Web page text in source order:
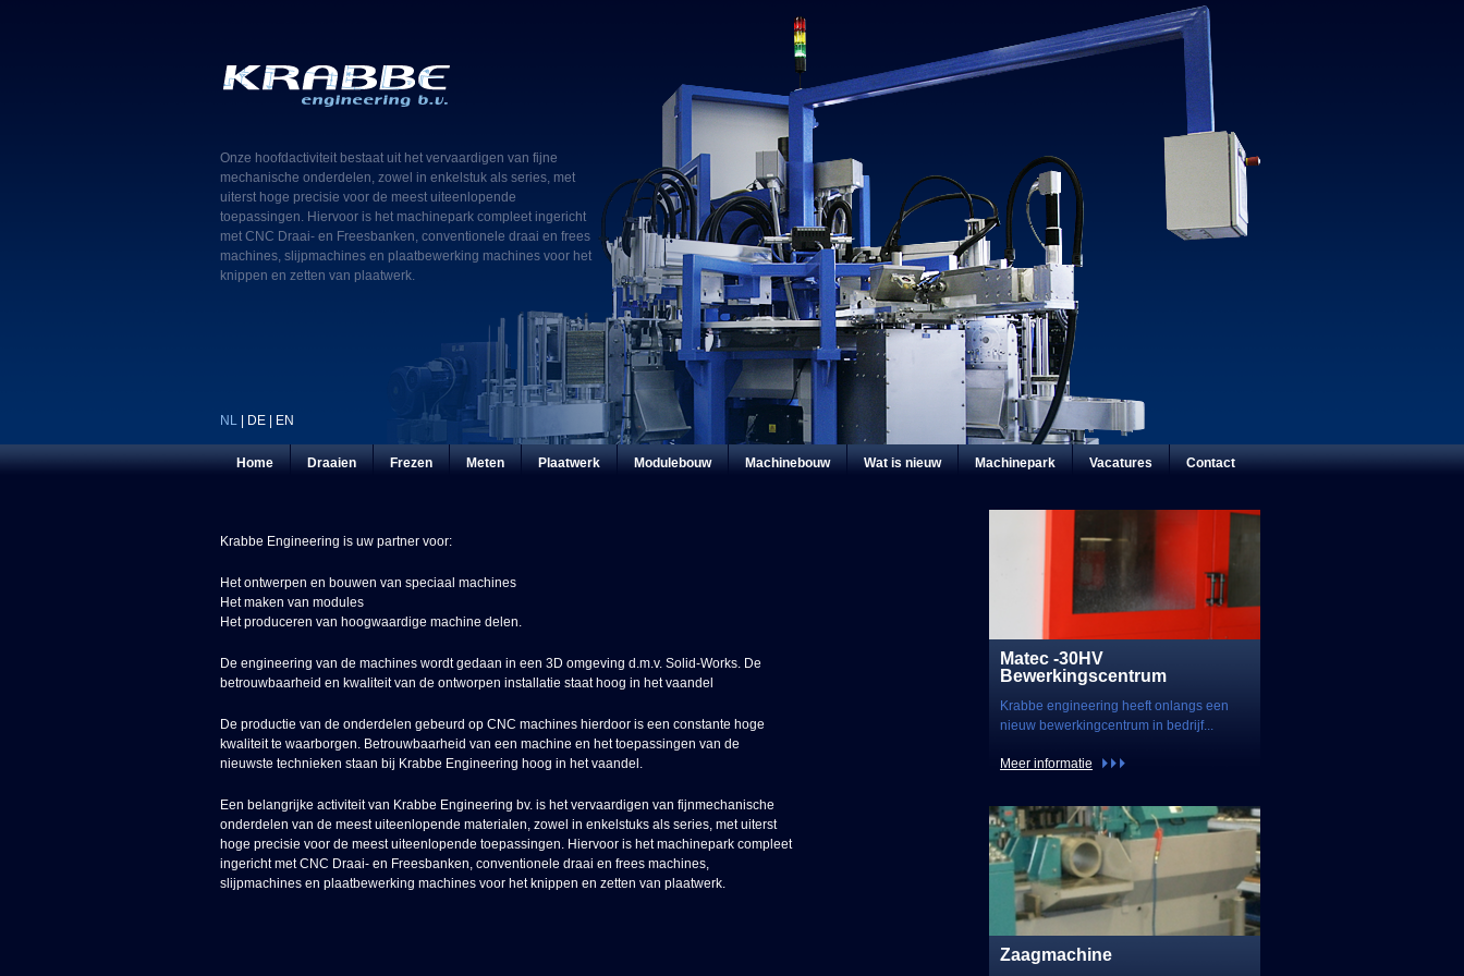
NL DE EN
Onze hoofdactiviteit bestaat uit het vervaardigen van fijne
mechanische onderdelen, zowel in enkelstuk als series, met
uiterst hoge precisie voor de meest uiteenlopende
toepassingen. Hiervoor is het machinepark compleet ingericht
met CNC Draai- en Freesbanken, conventionele draai en frees
machines, slijpmachines en plaatbewerking machines voor het
knippen en zetten van plaatwerk.
Home Draaien Frezen Meten Plaatwerk Modulebouw Machinebouw Wat is nieuw Machinepark Vacatures Contact
Krabbe Engineering is uw partner voor:
Het ontwerpen en bouwen van speciaal machines
Het maken van modules
Het produceren van hoogwaardige machine delen.
De engineering van de machines wordt gedaan in een 3D omgeving d.m.v. Solid-Works. De
betrouwbaarheid en kwaliteit van de ontworpen installatie staat hoog in het vaandel
De productie van de onderdelen gebeurd op CNC machines hierdoor is een constante hoge
kwaliteit te waarborgen. Betrouwbaarheid van een machine en het toepassingen van de
nieuwste technieken staan bij Krabbe Engineering hoog in het vaandel.
Een belangrijke activiteit van Krabbe Engineering bv. is het vervaardigen van fijnmechanische
onderdelen van de meest uiteenlopende materialen, zowel in enkelstuks als series, met uiterst
hoge precisie voor de meest uiteenlopende toepassingen. Hiervoor is het machinepark compleet
ingericht met CNC Draai- en Freesbanken, conventionele draai en frees machines,
slijpmachines en plaatbewerking machines voor het knippen en zetten van plaatwerk.
Matec -30HV
Bewerkingscentrum
Krabbe engineering heeft onlangs een
nieuw bewerkingcentrum in bedrijf...
Meer informatie
Zaagmachine